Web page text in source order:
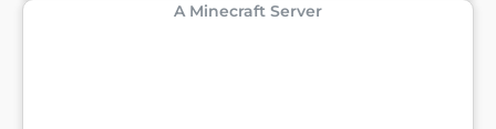
A Minecraft Server